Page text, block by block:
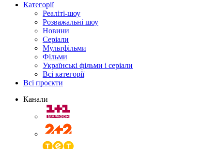
Категорії
Реаліті-шоу
Розважальні шоу
Новини
Серіали
Мультфільми
Фільми
Українські фільми і серіали
Всі категорії
Всі проєкти
Канали